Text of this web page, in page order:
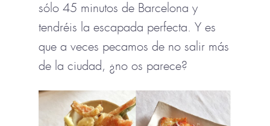
sólo 45 minutos de Barcelona y
tendréis la escapada perfecta. Y es
que a veces pecamos de no salir más
de la ciudad, ¿no os parece?